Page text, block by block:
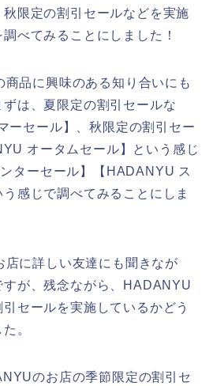
限定の割引セールなどを実施
べてみることにしました！
品に興味のある知り合いにも
は、夏限定の割引セールな
ーセール】、秋限定の割引セー
オータムセール】という感じ
ターセール】【HADANYU ス
感じで調べてみることにしま
に詳しい友達にも聞きなが
すが、残念ながら、HADANYU
セールを実施しているかどう
。
のお店の季節限定の割引セ